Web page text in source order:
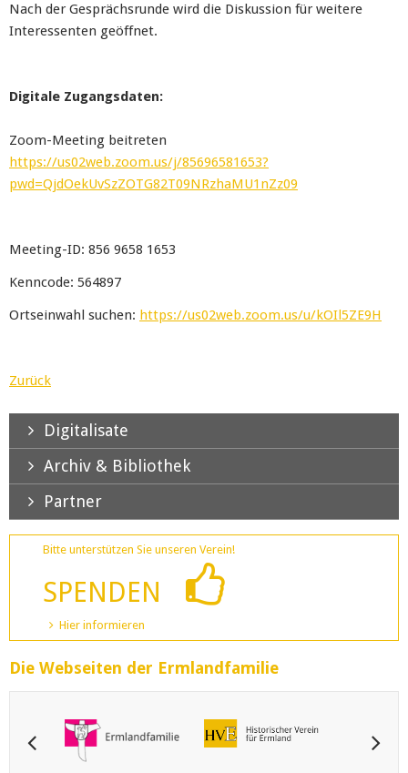
Nach der Gesprächsrunde wird die Diskussion für weitere
Interessenten geöffnet.
Digitale Zugangsdaten:
Zoom-Meeting beitreten
https://us02web.zoom.us/j/85696581653?
pwd=QjdOekUvSzZOTG82T09NRzhaMU1nZz09
Meeting-ID: 856 9658 1653
Kenncode: 564897
Ortseinwahl suchen: https://us02web.zoom.us/u/kOIl5ZE9H
Zurück
Digitalisate
Archiv & Bibliothek
Partner
Bitte unterstützen Sie unseren Verein!
SPENDEN
Hier informieren
Die Webseiten der Ermlandfamilie